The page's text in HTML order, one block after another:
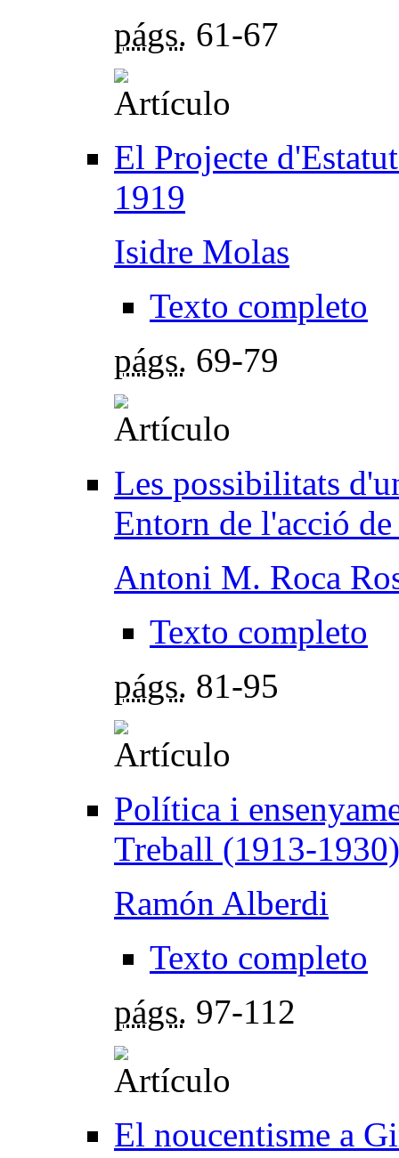
págs. 61-67
El Projecte
1919
Isidre Molas
Texto completo
págs. 69-79
Les possibilitats
Entorn de l'acció
Antoni M. Roca
Texto completo
págs. 81-95
Política i
Treball (1913-1930)
Ramón Alberdi
Texto completo
págs. 97-112
El noucentisme a